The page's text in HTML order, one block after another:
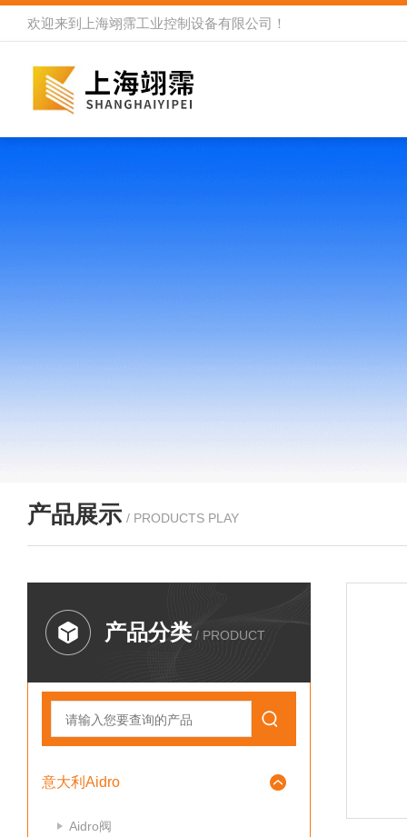
欢迎来到 上海翊霈工业控制设备有限公司 ！
产品展示 / PRODUCTS PLAY
产品分类 / PRODUCT
意大利Aidro
Aidro阀